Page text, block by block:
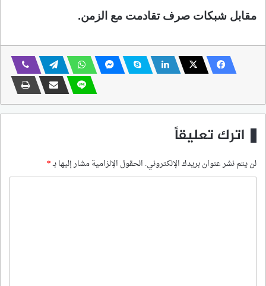
مقابل شبكات صرف تقادمت مع الزمن.
اترك تعليقاً
لن يتم نشر عنوان بريدك الإلكتروني. الحقول الإلزامية مشار إليها بـ*